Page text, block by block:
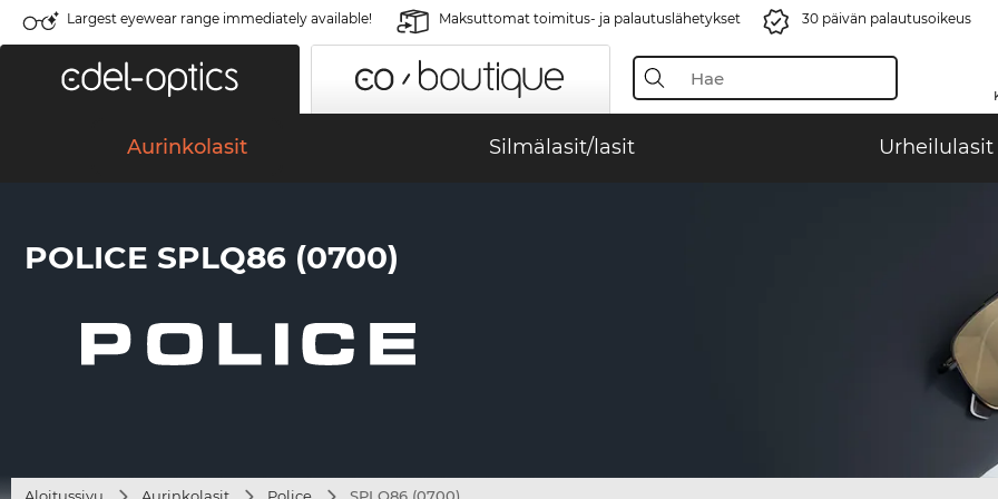
Largest eyewear range immediately available! Maksuttomat toimitus- ja palautuslähetykset 30 päivän palautusoikeus
Aurinkolasit Silmälasit/lasit Urheilulasit
POLICE SPLQ86 (0700)